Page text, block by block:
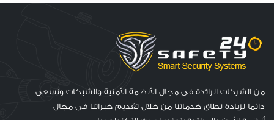
من الشركات الرائدة فى مجال الأنظمة الأمنية والشبكات ونسعى
دائما لزيادة نطاق خدماتنا من خلال تقديم خبراتنا فى مجال